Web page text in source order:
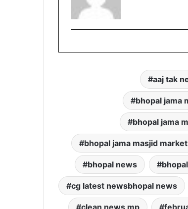
aaj tak
bhopal jama
bhopal jama
bhopal jama masjid
bhopal news
cg latest newsbhopal news